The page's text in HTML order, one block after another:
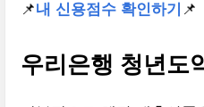
📌내 신용점수 확인하기 📌
우리은행 청년도